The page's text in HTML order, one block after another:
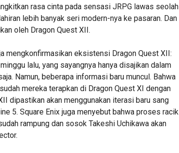
rasa cinta pada sensasi JRPG lawas seolah
lebih banyak seri modern-nya ke pasaran. Dan
oleh Dragon Quest XII.
mengkonfirmasikan eksistensi Dragon Quest XII:
lalu, yang sayangnya hanya disajikan dalam
Namun, beberapa informasi baru muncul. Bahwa
mereka terapkan di Dragon Quest XI dengan
dipastikan akan menggunakan iterasi baru sang
5. Square Enix juga menyebut bahwa proses racik
rampung dan sosok Takeshi Uchikawa akan